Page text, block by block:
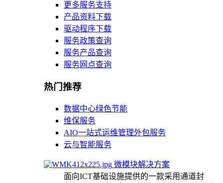
更多服务支持
产品资料下载
驱动程序下载
服务政策查询
服务产品查询
服务网点查询
热门推荐
数据中心绿色节能
维保服务
AIO一站式运维管理外包服务
云与智能服务
微模块解决方案
面向ICT基础设施提供的一款采用通道封